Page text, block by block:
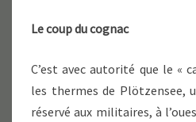
Le coup du cognac
C’est avec autorité que le «
les thermes de Plötzensee,
réservé aux militaires, à